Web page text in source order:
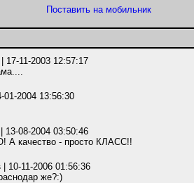
Поставить на мобильник
17-11-2003 12:57:17
01-2004 13:56:30
| 13-08-2004 03:50:46
А качество - просто КЛАСС!!
| 10-11-2006 01:56:36
же?:)